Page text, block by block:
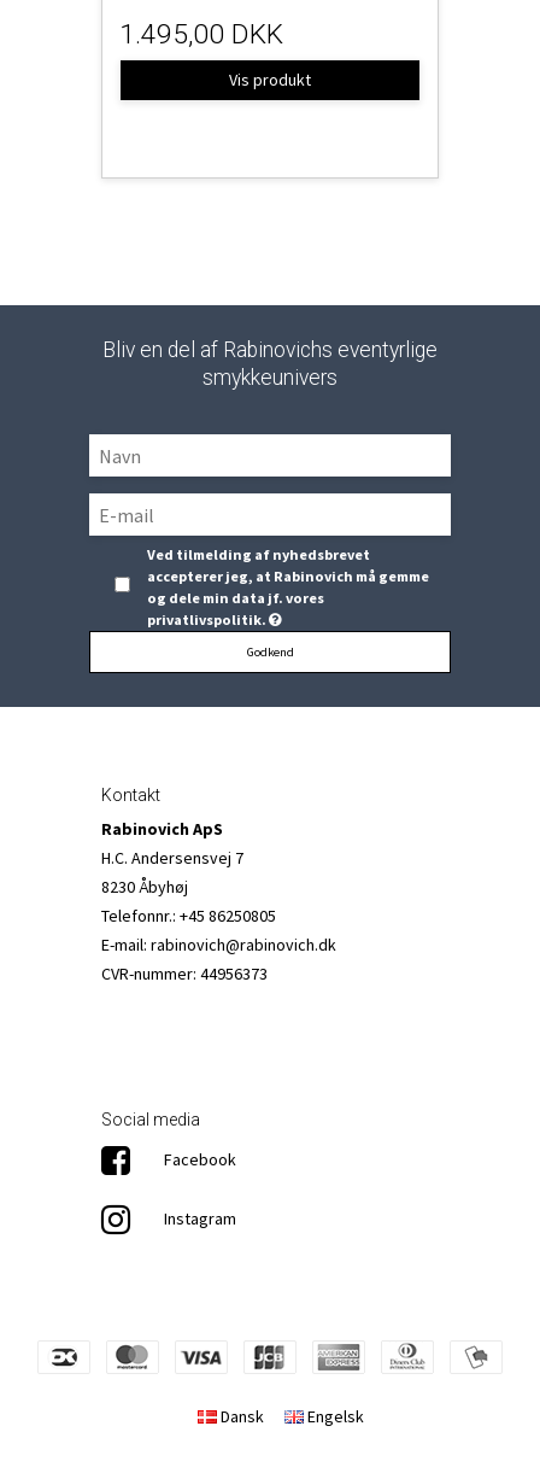
1.495,00 DKK
Vis produkt
Bliv en del af Rabinovichs eventyrlige
smykkeunivers
Ved tilmelding af nyhedsbrevet
accepterer jeg, at Rabinovich må gemme
og dele min data jf. vores
privatlivspolitik.
Godkend
Kontakt
Rabinovich ApS
H.C. Andersensvej 7
8230 Åbyhøj
Telefonnr.: +45 86250805
E-mail: rabinovich@rabinovich.dk
CVR-nummer: 44956373
Social media
Facebook
Instagram
Dansk Engelsk